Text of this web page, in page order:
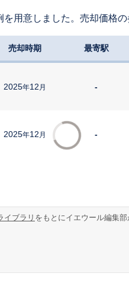
用意しました。売却価格の
売却時期 最寄駅
2025年12 月 -
2025年12 月 -
イブラリ をもとにイエウール編集部